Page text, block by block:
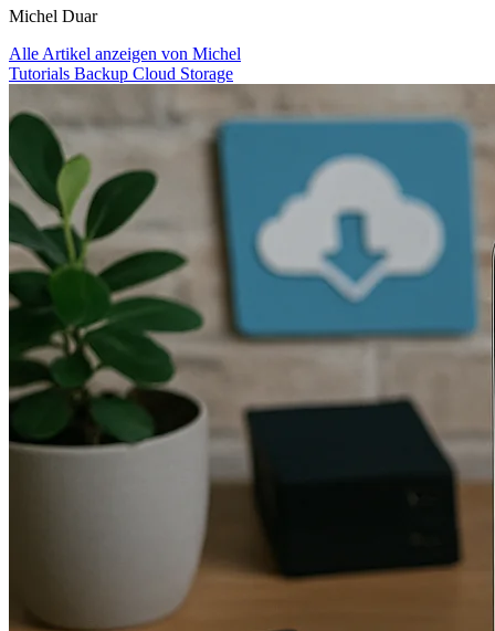
Michel Duar
Alle Artikel anzeigen von Michel
Tutorials Backup Cloud Storage